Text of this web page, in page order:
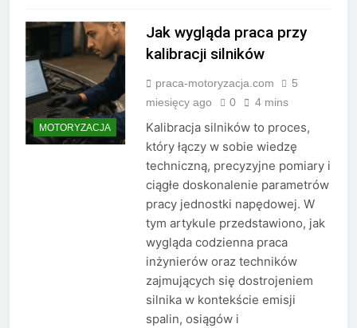
MOTORYZACJA
Jak wygląda praca przy
kalibracji silników
praca-motoryzacja.com
5
miesięcy ago
0 4 mins
Kalibracja silników to proces,
który łączy w sobie wiedzę
techniczną, precyzyjne pomiary i
ciągłe doskonalenie parametrów
pracy jednostki napędowej. W
tym artykule przedstawiono, jak
wygląda codzienna praca
inżynierów oraz techników
zajmujących się dostrojeniem
silnika w kontekście emisji
spalin, osiągów i